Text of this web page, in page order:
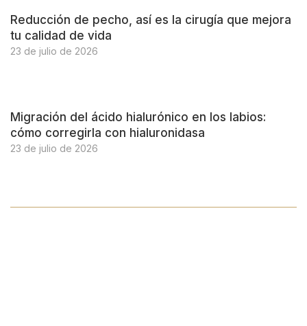
Reducción de pecho, así es la cirugía que mejora
tu calidad de vida
23 de julio de 2026
Migración del ácido hialurónico en los labios:
cómo corregirla con hialuronidasa
23 de julio de 2026